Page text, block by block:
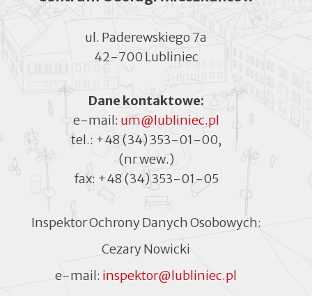
ul. Paderewskiego 7a
42-700 Lubliniec
Dane kontaktowe:
e-mail: um@lubliniec.pl
tel.: +48 (34) 353-01-00,
(nr wew.)
fax: +48 (34) 353-01-05
Inspektor Ochrony Danych Osobowych:
Cezary Nowicki
e-mail: inspektor@lubliniec.pl